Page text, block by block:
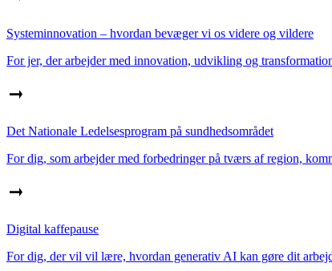
Systeminnovation – hvordan bevæger vi os videre og vildere
For jer, der arbejder med innovation, udvikling og
Det Nationale Ledelsesprogram på sundhedsområdet
For dig, som arbejder med forbedringer på tværs af region,
Digital kaffepause
For dig, der vil vil lære, hvordan generativ AI kan gøre dit